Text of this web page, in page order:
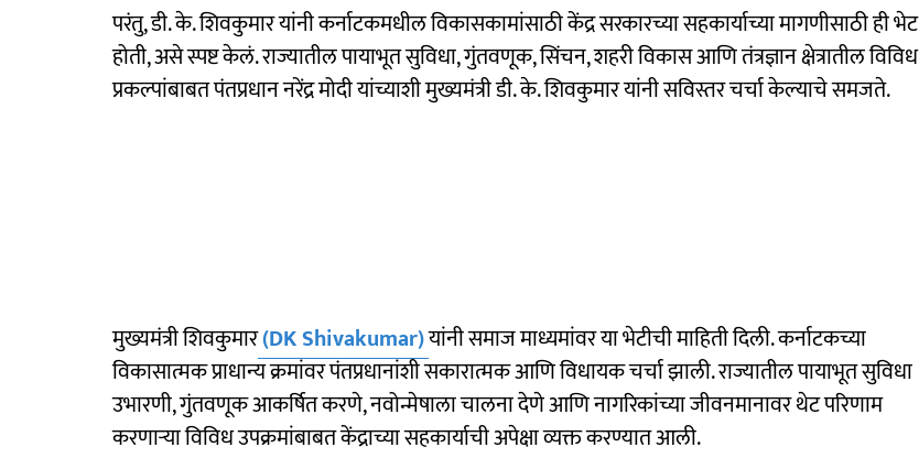
परंतु, डी. के. शिवकुमार यांनी कर्नाटकमधील विकासकामांसाठी केंद्र सरकारच्या सहकार्याच्या मागणीसाठी ही भेट
होती, असे स्पष्ट केलं. राज्यातील पायाभूत सुविधा, गुंतवणूक, सिंचन, शहरी विकास आणि तंत्रज्ञान क्षेत्रातील विविध
प्रकल्पांबाबत पंतप्रधान नरेंद्र मोदी यांच्याशी मुख्यमंत्री डी. के. शिवकुमार यांनी सविस्तर चर्चा केल्याचे समजते.
मुख्यमंत्री शिवकुमार(DK Shivakumar)यांनी समाज माध्यमांवर या भेटीची माहिती दिली. कर्नाटकच्या
विकासात्मक प्राधान्य क्रमांवर पंतप्रधानांशी सकारात्मक आणि विधायक चर्चा झाली. राज्यातील पायाभूत सुविधा
उभारणी, गुंतवणूक आकर्षित करणे, नवोन्मेषाला चालना देणे आणि नागरिकांच्या जीवनमानावर थेट परिणाम
करणाऱ्या विविध उपक्रमांबाबत केंद्राच्या सहकार्याची अपेक्षा व्यक्त करण्यात आली.